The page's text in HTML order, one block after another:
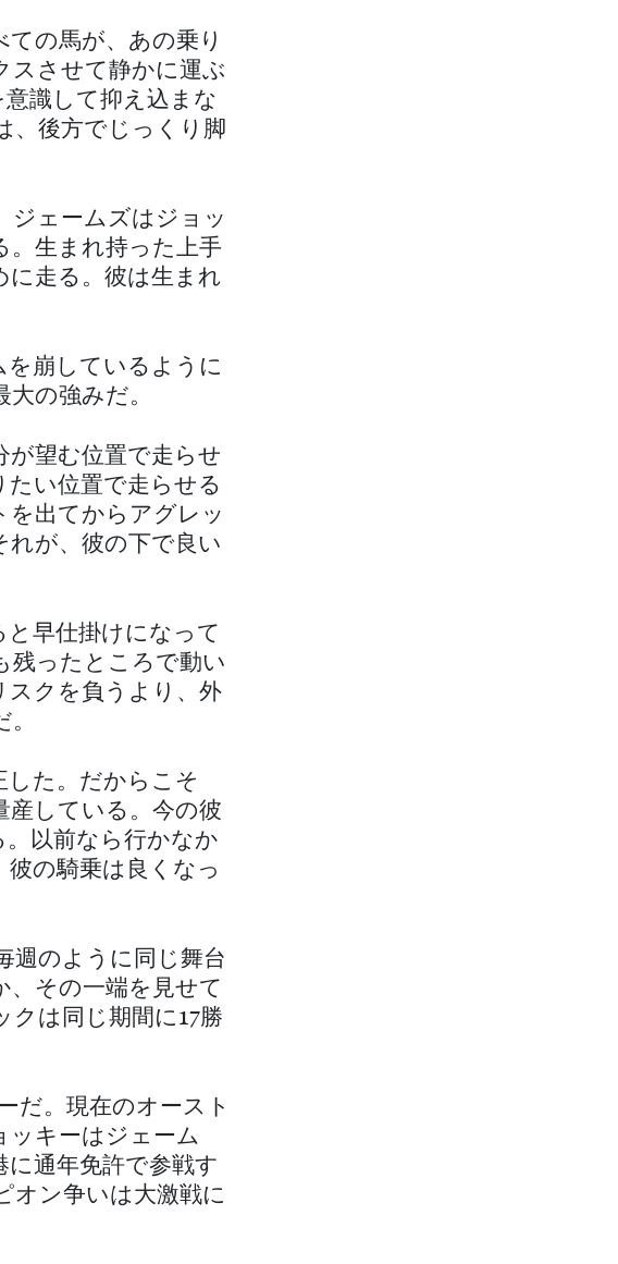
の馬が、あの乗り
スさせて静かに運ぶ
識して抑え込まな
、後方でじっくり脚
ジェームズはジョッ
。生まれ持った上手
に走る。彼は生まれ
崩しているように
の強みだ。
望む位置で走らせ
い位置で走らせる
を出てからアグレッ
れが、彼の下で良い
早仕掛けになって
残ったところで動い
スクを負うより、外
した。だからこそ
産している。今の彼
以前なら行かなか
の騎乗は良くなっ
週のように同じ舞台
その一端を見せて
クは同じ期間に17勝
だ。現在のオースト
ッキーはジェーム
通年免許で参戦す
オン争いは大激戦に